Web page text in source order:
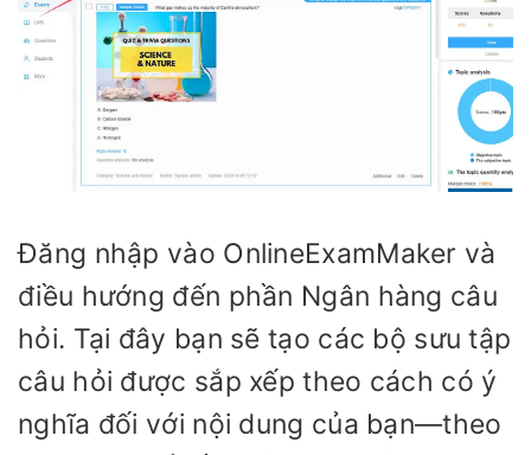
Đăng nhập vào OnlineExamMaker và
điều hướng đến phần Ngân hàng câu
hỏi. Tại đây bạn sẽ tạo các bộ sưu tập
câu hỏi được sắp xếp theo cách có ý
nghĩa đối với nội dung của bạn—theo